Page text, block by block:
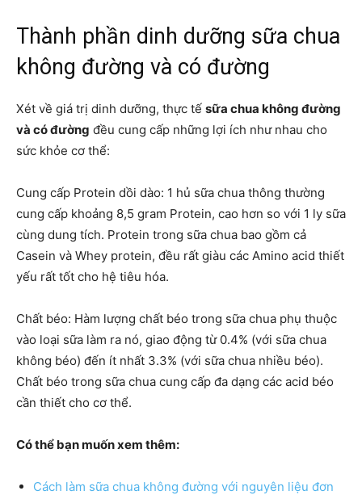
Thành phần dinh dưỡng sữa chua
không đường và có đường
Xét về giá trị dinh dưỡng, thực tế sữa chua không đường
và có đường đều cung cấp những lợi ích như nhau cho
sức khỏe cơ thể:
Cung cấp Protein dồi dào: 1 hủ sữa chua thông thường
cung cấp khoảng 8,5 gram Protein, cao hơn so với 1 ly sữa
cùng dung tích. Protein trong sữa chua bao gồm cả
Casein và Whey protein, đều rất giàu các Amino acid thiết
yếu rất tốt cho hệ tiêu hóa.
Chất béo: Hàm lượng chất béo trong sữa chua phụ thuộc
vào loại sữa làm ra nó, giao động từ 0.4% (với sữa chua
không béo) đến ít nhất 3.3% (với sữa chua nhiều béo).
Chất béo trong sữa chua cung cấp đa dạng các acid béo
cần thiết cho cơ thể.
Có thể bạn muốn xem thêm:
Cách làm sữa chua không đường với nguyên liệu đơn